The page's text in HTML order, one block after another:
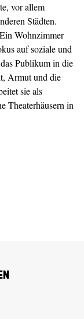
vor allem
Städten.
Wohnzimmer
auf soziale und
Publikum in die
Armut und die
sie als
Theaterhäusern in